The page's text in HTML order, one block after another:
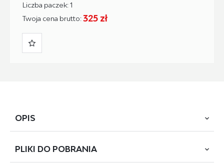
Twoja cena brutto:325 zł
Liczba paczek: 1
OPIS
wymiary: 43/2/178 (x3) cm, materiał: drewno lite / pergamin,
PLIKI DO POBRANIA